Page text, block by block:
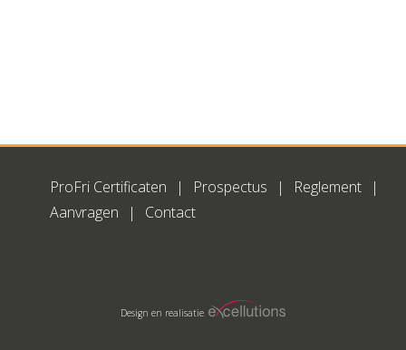
ProFri Certificaten Prospectus
Reglement
Aanvragen
Contact
Design en realisatie